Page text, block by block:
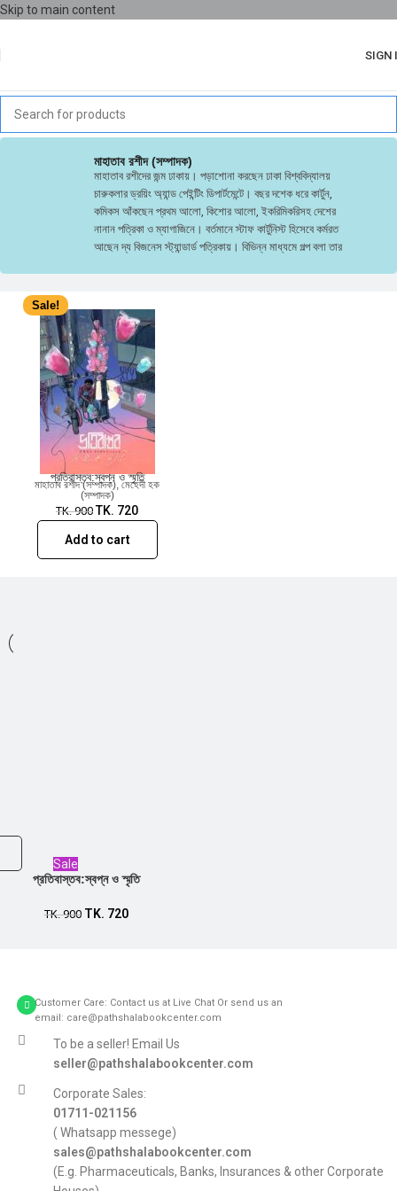
Skip to main content
SIGN
মাহাতাব রশীদ (সম্পাদক)
মাহাতাব রশীদের জন্ম ঢাকায়। পড়াশোনা করছেন ঢাকা বিশ্ববিদ্যালয়
চারুকলার ড্রয়িং অ্যান্ড পেইন্টিং ডিপার্টমেন্টে। বছর দশেক ধরে কার্টুন,
কমিকস আঁকছেন প্রথম আলো, কিশোর আলো, ইকরিমিকরিসহ দেশের
নানান পত্রিকা ও ম্যাগাজিনে। বর্তমানে স্টাফ কার্টুনিস্ট হিসেবে কর্মরত
আছেন দ্য বিজনেস স্ট্যান্ডার্ড পত্রিকায়। বিভিন্ন মাধ্যমে গল্প বলা তার
লেখক নীল গেইম্যান ও শহীদুল জহির৷
Sale!
প্রতিবাস্তব:স্বপ্ন ও স্মৃতি
মাহাতাব রশীদ (সম্পাদক), মেহেদী হক
(সম্পাদক)
TK.900 TK. 720
Add to cart
Sale
প্রতিবাস্তব:স্বপ্ন ও স্মৃতি
TK.900 TK. 720
Customer Care: Contact us at Live Chat Or send us an
email: care@pathshalabookcenter.com
To be a seller! Email Us
seller@pathshalabookcenter.com
Corporate Sales:
01711-021156
( Whatsapp messege)
sales@pathshalabookcenter.com
(E.g. Pharmaceuticals, Banks, Insurances & other Corporate